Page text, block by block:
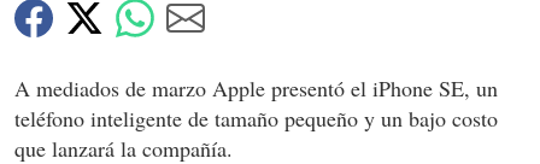
A mediados de marzo Apple presentó el iPhone SE, un
teléfono inteligente de tamaño pequeño y un bajo costo
que lanzará la compañía.